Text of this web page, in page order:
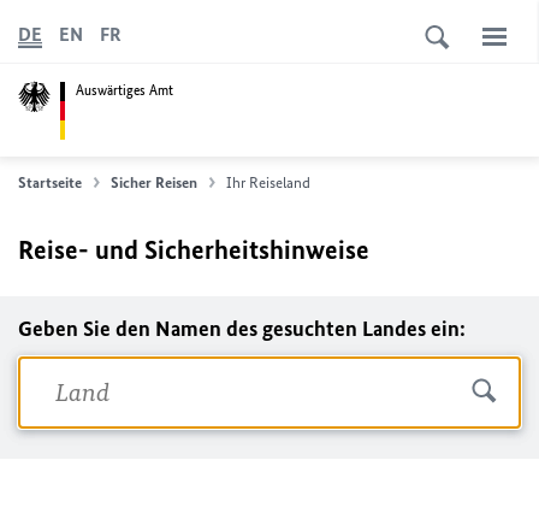
Auswärtiges Amt
DE EN FR
Startseite Sicher Reisen Ihr Reiseland
Reise- und Sicherheitshinweise
Geben Sie den Namen des gesuchten Landes ein: